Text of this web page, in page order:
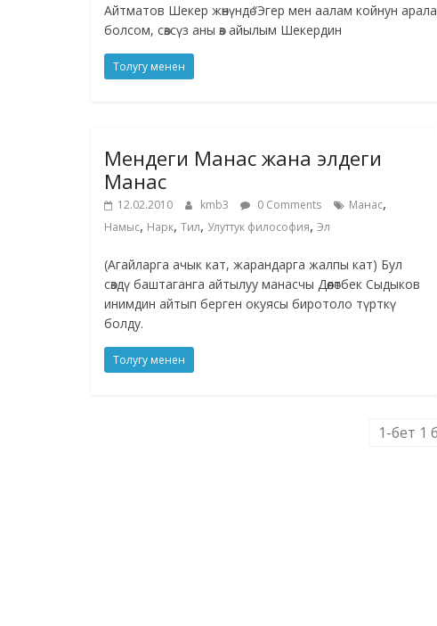
Айтматов Шекер жөнүндө “Эгер мен аалам койнун
болсом, сөзсүз аны өз айылым Шекердин
Толугу менен
Мендеги Манас жана элдеги
Манас
12.02.2010 kmb3 0 Comments Манас,
Намыс, Нарк, Тил, Улуттук философия, Эл
(Агайларга ачык кат, жарандарга жалпы кат) Бул
сөздү баштаганга айтылуу манасчы Дөөлөтбек Сыдыков
инимдин айтып берген окуясы биротоло түрткү
болду.
Толугу менен
1-бет 1